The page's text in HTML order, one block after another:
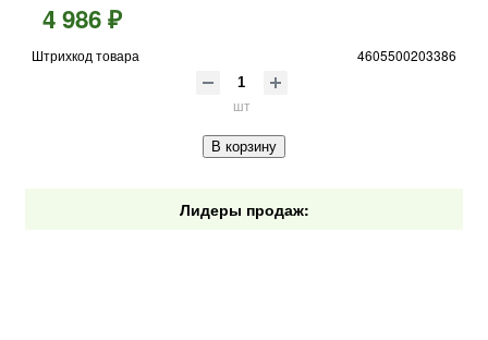
4 986 ₽
Штрихкод товара 4605500203386
шт
В корзину
Лидеры продаж: